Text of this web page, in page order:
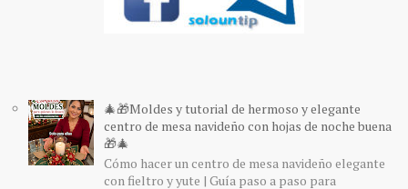
🎄🎁Moldes y tutorial de hermoso y elegante
centro de mesa navideño con hojas de noche buena
🎁🎄
Cómo hacer un centro de mesa navideño elegante
con fieltro y yute | Guía paso a paso para